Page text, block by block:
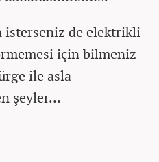
de elektrikli
için bilmeniz
ile asla
şeyler…